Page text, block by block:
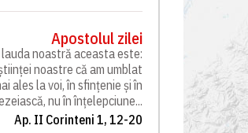
Apostolul zilei
noastră aceasta este:
noastre că am umblat
ales la voi, în sfințenie și în
nu în înțelepciune...
Ap. II Corinteni 1, 12-20